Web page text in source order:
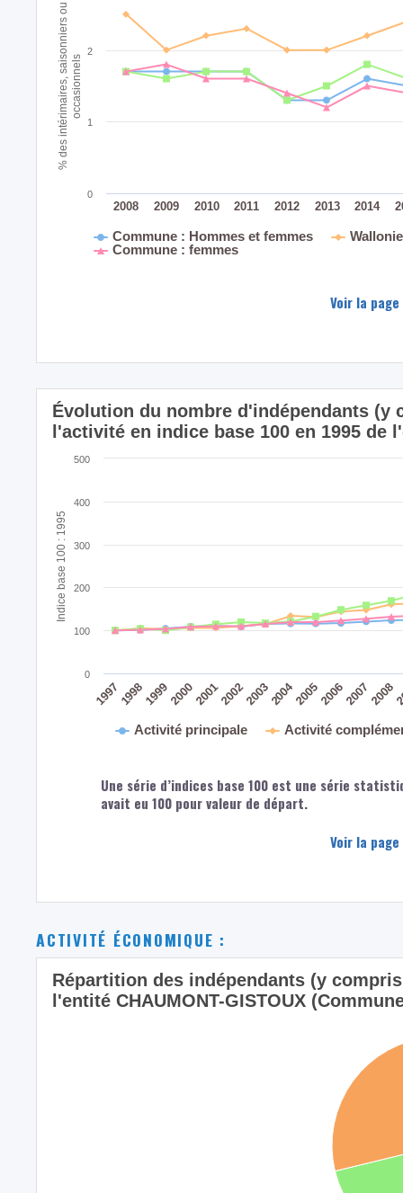
% des intérimaires, saisonniers ouoccasionnels
Commune : Hommes et femmes
Commune : femmes
2008 2009 2010 2011 2012 2013 2014
0
1
2
Voir la
Indice base 100 : 1995
Évolution du nombre d'indépendants (y
l'activité en indice base 100 en 1995 de
Activité principale Activité
199719981999200020012002200320042005200620072008
0
100
200
300
400
500
Une série d’indices base 100 est une série
avait eu 100 pour valeur de départ.
Voir la
ACTIVITÉ ÉCONOMIQUE :
Répartition des indépendants (y
l'entité CHAUMONT-GISTOUX